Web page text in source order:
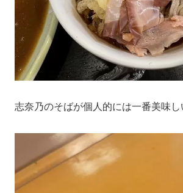
志奈乃のそばが個人的には一番美味